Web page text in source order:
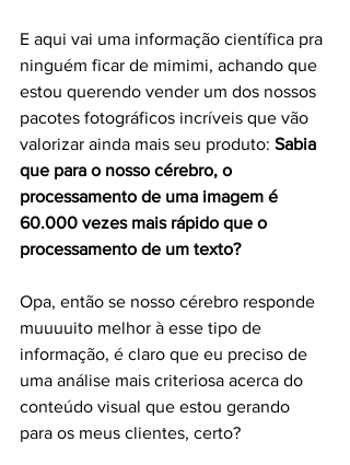
E aqui vai uma informação científica pra
ninguém ficar de mimimi, achando que
estou querendo vender um dos nossos
pacotes fotográficos incríveis que vão
valorizar ainda mais seu produto: Sabia
que para o nosso cérebro, o
processamento de uma imagem é
60.000 vezes mais rápido que o
processamento de um texto?
Opa, então se nosso cérebro responde
muuuuito melhor à esse tipo de
informação, é claro que eu preciso de
uma análise mais criteriosa acerca do
conteúdo visual que estou gerando
para os meus clientes, certo?